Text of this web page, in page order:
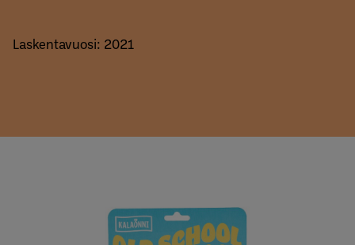
Laskentavuosi: 2021